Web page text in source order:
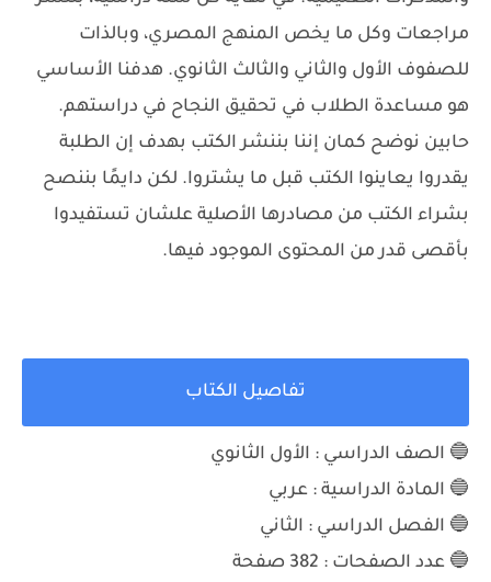
مراجعات وكل ما يخص المنهج المصري، وبالذات
للصفوف الأول والثاني والثالث الثانوي. هدفنا الأساسي
هو مساعدة الطلاب في تحقيق النجاح في دراستهم.
حابين نوضح كمان إننا بننشر الكتب بهدف إن الطلبة
يقدروا يعاينوا الكتب قبل ما يشتروا. لكن دايمًا بننصح
بشراء الكتب من مصادرها الأصلية علشان تستفيدوا
بأقصى قدر من المحتوى الموجود فيها.
تفاصيل الكتاب
🔵 الصف الدراسي : الأول الثانوي
🔵 المادة الدراسية : عربي
🔵 الفصل الدراسي : الثاني
🔵 عدد الصفحات : 382
صفحة